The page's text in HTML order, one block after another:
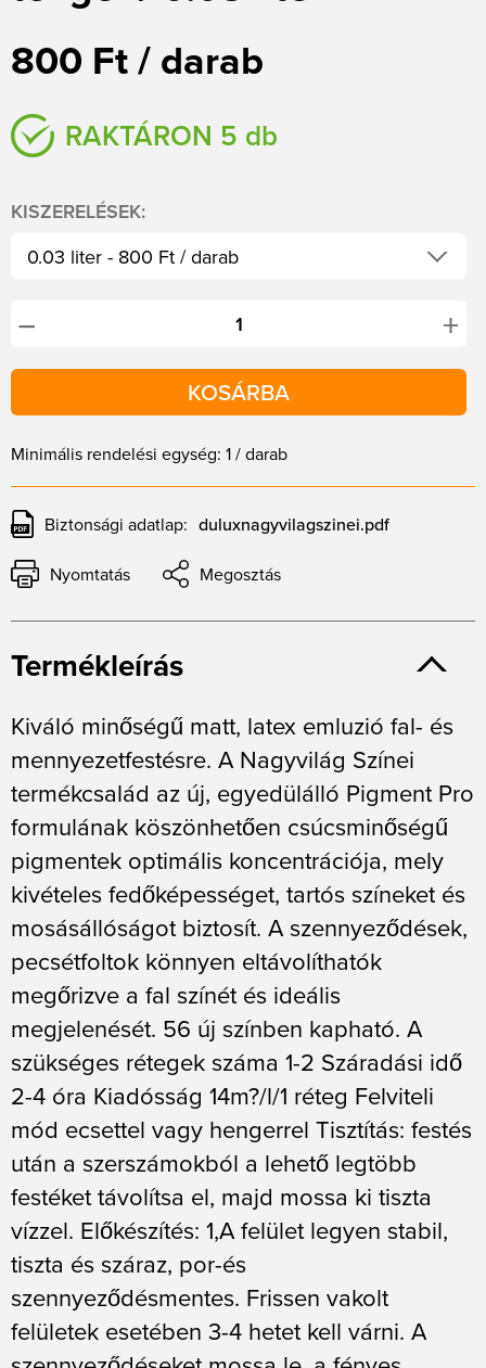
800 Ft / darab
RAKTÁRON 5 db
KISZERELÉSEK:
0.03 liter - 800 Ft / darab
− +
KOSÁRBA
Minimális rendelési egység: 1 / darab
Biztonsági adatlap: duluxnagyvilagszinei.pdf
Nyomtatás Megosztás
Termékleírás
Kiváló minőségű matt, latex emluzió fal- és
mennyezetfestésre. A Nagyvilág Színei
termékcsalád az új, egyedülálló Pigment Pro
formulának köszönhetően csúcsminőségű
pigmentek optimális koncentrációja, mely
kivételes fedőképességet, tartós színeket és
mosásállóságot biztosít. A szennyeződések,
pecsétfoltok könnyen eltávolíthatók
megőrizve a fal színét és ideális
megjelenését. 56 új színben kapható. A
szükséges rétegek száma 1-2 Száradási idő
2-4 óra Kiadósság 14m?/l/1 réteg Felviteli
mód ecsettel vagy hengerrel Tisztítás: festés
után a szerszámokból a lehető legtöbb
festéket távolítsa el, majd mossa ki tiszta
vízzel. Előkészítés: 1,A felület legyen stabil,
tiszta és száraz, por-és
szennyeződésmentes. Frissen vakolt
felületek esetében 3-4 hetet kell várni. A